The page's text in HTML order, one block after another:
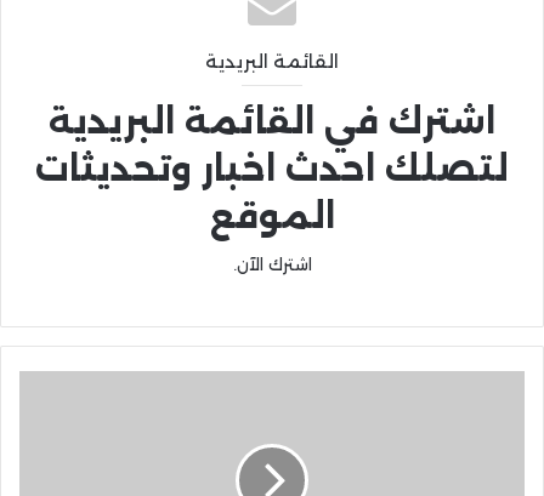
القائمة البريدية
اشترك في القائمة البريدية
لتصلك احدث اخبار وتحديثات
الموقع
اشترك الآن.